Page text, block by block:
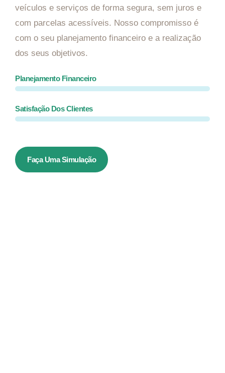
veículos e serviços de forma segura, sem juros e
com parcelas acessíveis. Nosso compromisso é
com o seu planejamento financeiro e a realização
dos seus objetivos.
Planejamento Financeiro
Satisfação Dos Clientes
Faça Uma Simulação